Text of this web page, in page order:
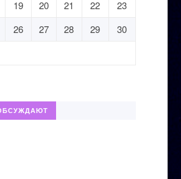
19 20 21 22
23
26 27 28 29
30